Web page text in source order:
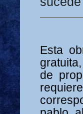
Esta
de